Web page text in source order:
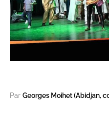
Par Georges Moihet (Abidjan,